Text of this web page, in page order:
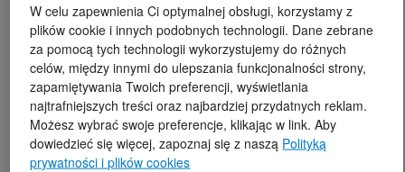
W celu zapewnienia Ci optymalnej obsługi, korzystamy z
plików cookie i innych podobnych technologii. Dane zebrane
za pomocą tych technologii wykorzystujemy do różnych
celów, między innymi do ulepszania funkcjonalności strony,
zapamiętywania Twoich preferencji, wyświetlania
najtrafniejszych treści oraz najbardziej przydatnych reklam.
Możesz wybrać swoje preferencje, klikając w link. Aby
dowiedzieć się więcej, zapoznaj się z naszą Polityką
prywatności i plików cookies